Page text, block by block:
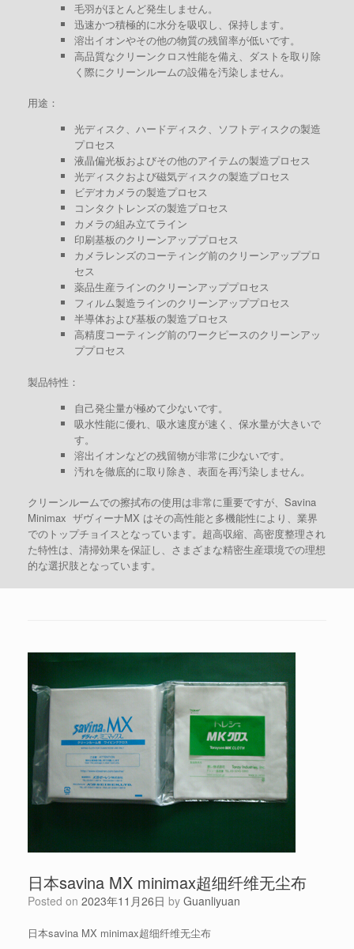
毛羽がほとんど発生しません。
迅速かつ積極的に水分を吸収し、保持します。
溶出イオンやその他の物質の残留率が低いです。
高品質なクリーンクロス性能を備え、ダストを取り除
く際にクリーンルームの設備を汚染しません。
用途：
光ディスク、ハードディスク、ソフトディスクの製造
プロセス
液晶偏光板およびその他のアイテムの製造プロセス
光ディスクおよび磁気ディスクの製造プロセス
ビデオカメラの製造プロセス
コンタクトレンズの製造プロセス
カメラの組み立てライン
印刷基板のクリーンアッププロセス
カメラレンズのコーティング前のクリーンアッププロ
セス
薬品生産ラインのクリーンアッププロセス
フィルム製造ラインのクリーンアッププロセス
半導体および基板の製造プロセス
高精度コーティング前のワークピースのクリーンアッ
ププロセス
製品特性：
自己発尘量が極めて少ないです。
吸水性能に優れ、吸水速度が速く、保水量が大きいで
す。
溶出イオンなどの残留物が非常に少ないです。
汚れを徹底的に取り除き、表面を再汚染しません。
クリーンルームでの擦拭布の使用は非常に重要ですが、Savina
Minimax ザヴィーナMX はその高性能と多機能性により、業界
でのトップチョイスとなっています。超高収縮、高密度整理され
た特性は、清掃効果を保証し、さまざまな精密生産環境での理想
的な選択肢となっています。
日本savina MX minimax超细纤维无尘布
Posted on 2023年11月26日 by Guanliyuan
日本savina MX minimax超细纤维无尘布